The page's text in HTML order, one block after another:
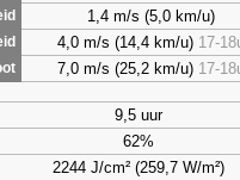
1,4 m/s (5,0 km/u)
4,0 m/s (14,4 km/u) 17-
7,0 m/s (25,2 km/u) 17-
9,5 uur
62%
2244 J/cm² (259,7 W/m²)